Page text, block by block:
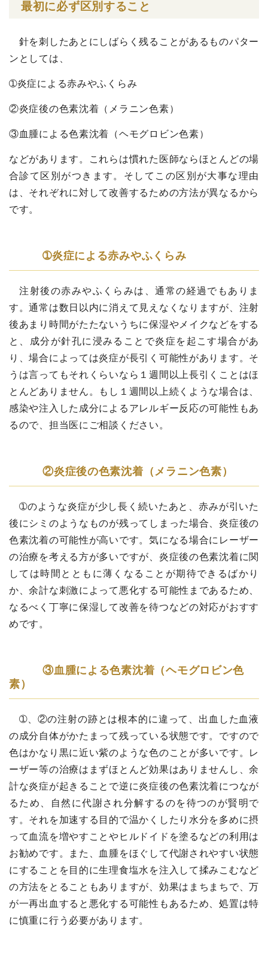
最初に必ず区別すること
針を刺したあとにしばらく残ることがあるものパター
ンとしては、
➀炎症による赤みやふくらみ
②炎症後の色素沈着（メラニン色素）
③血腫による色素沈着（ヘモグロビン色素）
などがあります。これらは慣れた医師ならほとんどの場
合診て区別がつきます。そしてこの区別が大事な理由
は、それぞれに対して改善するための方法が異なるから
です。
➀炎症による赤みやふくらみ
注射後の赤みやふくらみは、通常の経過でもありま
す。通常は数日以内に消えて見えなくなりますが、注射
後あまり時間がたたないうちに保湿やメイクなどをする
と、成分が針孔に浸みることで炎症を起こす場合があ
り、場合によっては炎症が長引く可能性があります。そ
うは言ってもそれくらいなら１週間以上長引くことはほ
とんどありません。もし１週間以上続くような場合は、
感染や注入した成分によるアレルギー反応の可能性もあ
るので、担当医にご相談ください。
②炎症後の色素沈着（メラニン色素）
➀のような炎症が少し長く続いたあと、赤みが引いた
後にシミのようなものが残ってしまった場合、炎症後の
色素沈着の可能性が高いです。気になる場合にレーザー
の治療を考える方が多いですが、炎症後の色素沈着に関
しては時間とともに薄くなることが期待できるばかり
か、余計な刺激によって悪化する可能性まであるため、
なるべく丁寧に保湿して改善を待つなどの対応がおすす
めです。
③血腫による色素沈着（ヘモグロビン色
素）
➀、②の注射の跡とは根本的に違って、出血した血液
の成分自体がかたまって残っている状態です。ですので
色はかなり黒に近い紫のような色のことが多いです。レ
ーザー等の治療はまずほとんど効果はありませんし、余
計な炎症が起きることで逆に炎症後の色素沈着につなが
るため、自然に代謝され分解するのを待つのが賢明で
す。それを加速する目的で温かくしたり水分を多めに摂
って血流を増やすことやヒルドイドを塗るなどの利用は
お勧めです。また、血腫をほぐして代謝されやすい状態
にすることを目的に生理食塩水を注入して揉みこむなど
の方法をとることもありますが、効果はまちまちで、万
が一再出血すると悪化する可能性もあるため、処置は特
に慎重に行う必要があります。